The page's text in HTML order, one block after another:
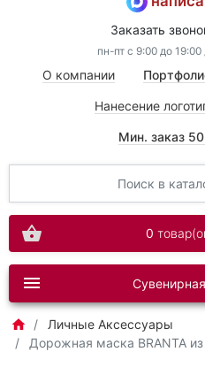
Заказать
пн-пт с 9:00 до
О компании
Нанесение
Мин. заказ
0
Личные Аксессуары
Дорожная маска BRANTA